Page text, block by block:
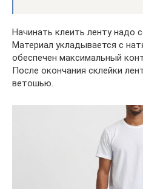
Начинать клеить ленту надо
Материал укладывается с
обеспечен максимальный
После окончания склейки
ветошью.